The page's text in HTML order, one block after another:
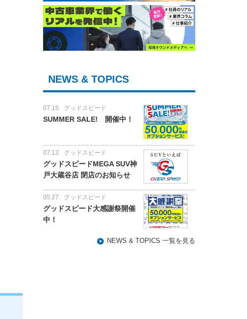
NEWS & TOPICS
07.15 グッドスピード
SUMMER SALE! 開催中！
07.13 グッドスピード
グッドスピードMEGA SUV神
戸大蔵谷店 閉店のお知らせ
05.27 グッドスピード
グッドスピード大感謝祭開催
中！
NEWS & TOPICS 一覧を見る